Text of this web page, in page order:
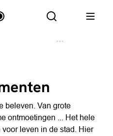
contrastZoek tonen /
Menu
beleven. Van grote
ontmoetingen ... Het hele
leven in de stad. Hier